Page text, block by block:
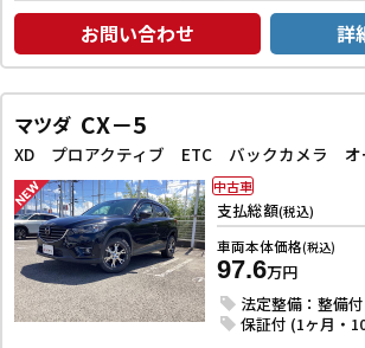
お問い合わせ 詳
マツダ CX－5
支払総額(税込)
車両本体価格(税込)
97.6万円
法定整備：整備付
保証付 (1ヶ月・
中古車